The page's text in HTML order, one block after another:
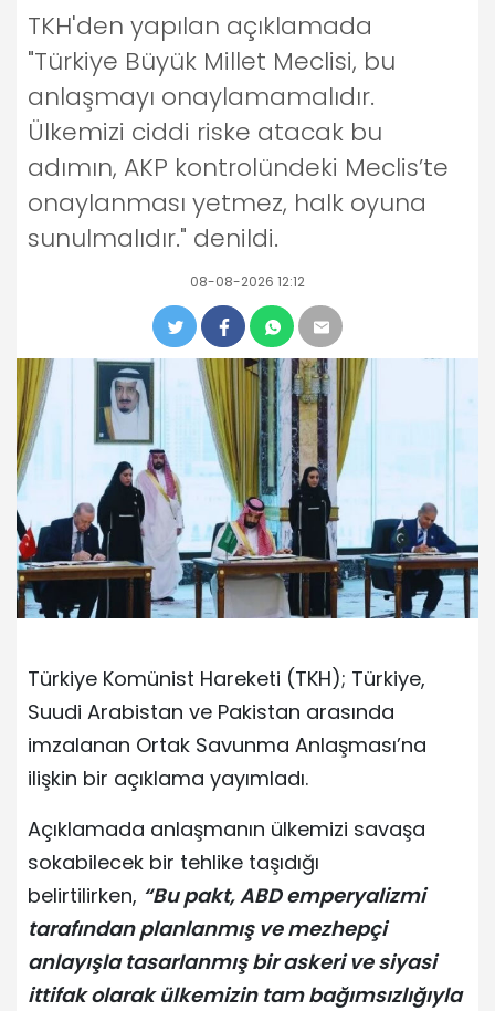
TKH'den yapılan açıklamada
"Türkiye Büyük Millet Meclisi, bu
anlaşmayı onaylamamalıdır.
Ülkemizi ciddi riske atacak bu
adımın, AKP kontrolündeki Meclis’te
onaylanması yetmez, halk oyuna
sunulmalıdır." denildi.
08-08-2026 12:12
Türkiye Komünist Hareketi (TKH); Türkiye,
Suudi Arabistan ve Pakistan arasında
imzalanan Ortak Savunma Anlaşması’na
ilişkin bir açıklama yayımladı.
Açıklamada anlaşmanın ülkemizi savaşa
sokabilecek bir tehlike taşıdığı
belirtilirken, “Bu pakt, ABD emperyalizmi
tarafından planlanmış ve mezhepçi
anlayışla tasarlanmış bir askeri ve siyasi
ittifak olarak ülkemizin tam bağımsızlığıyla